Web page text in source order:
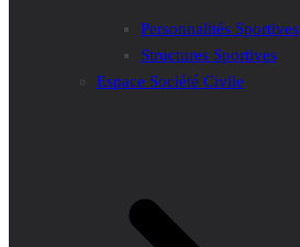
Personnalités Sportives
Structures Sportives
Espace Société Civile